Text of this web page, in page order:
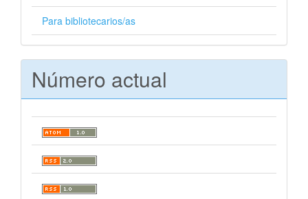
Para bibliotecarios/as
Número actual